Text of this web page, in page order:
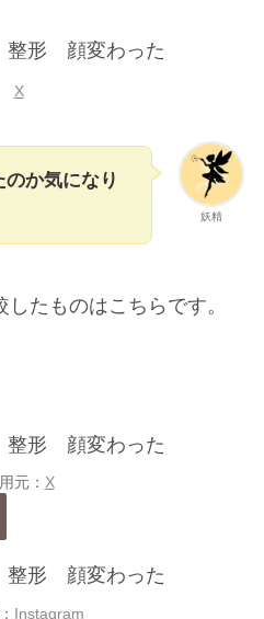
X
妖精
か気になり
たものはこちらです。
元： X
Instagram